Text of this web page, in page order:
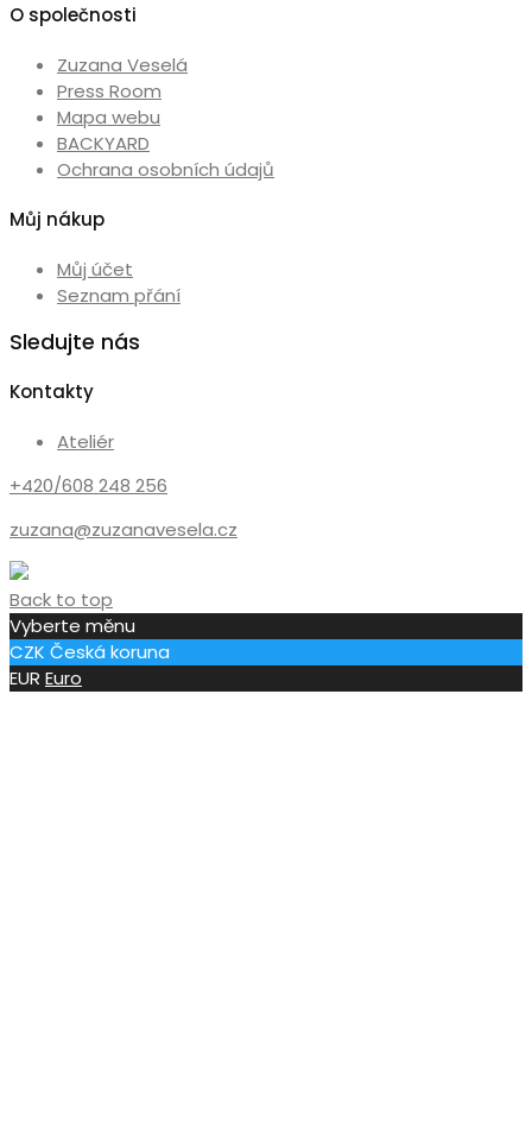
O společnosti
Zuzana Veselá
Press Room
Mapa webu
BACKYARD
Ochrana osobních údajů
Můj nákup
Můj účet
Seznam přání
Sledujte nás
Kontakty
Ateliér
+420/608 248 256
zuzana@zuzanavesela.cz
Back to top
Vyberte měnu
CZK Česká koruna
EUR Euro